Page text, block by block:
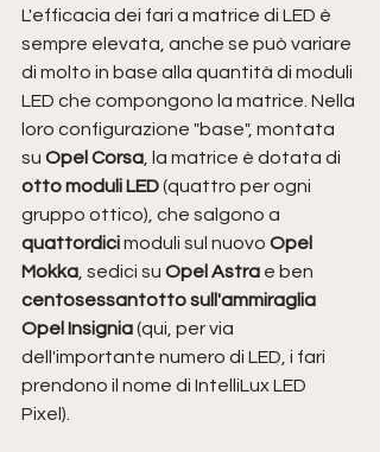
L'efficacia dei fari a matrice di LED è
sempre elevata, anche se può variare
di molto in base alla quantità di moduli
LED che compongono la matrice. Nella
loro configurazione "base", montata
su Opel Corsa , la matrice è dotata di
otto moduli LED (quattro per ogni
gruppo ottico), che salgono a
quattordici moduli sul nuovo Opel
Mokka , sedici su Opel Astra e ben
centosessantotto sull'ammiraglia
Opel Insignia (qui, per via
dell'importante numero di LED, i fari
prendono il nome di IntelliLux LED
Pixel).